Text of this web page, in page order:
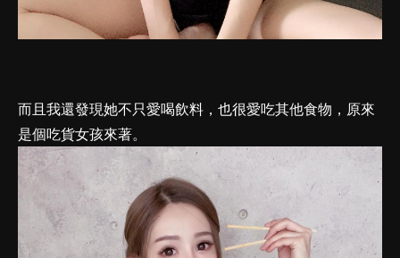
而且我還發現她不只愛喝飲料，也很愛吃其他食物，原來
是個吃貨女孩來著。